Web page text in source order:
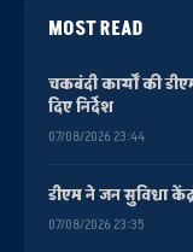
MOST READ
चकबंदी कार्यों की
दिए निर्देश
07/08/2026 23:44
डीएम ने जन सुविधा
07/08/2026 23:35